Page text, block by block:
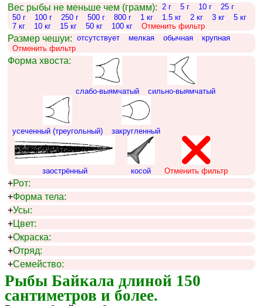
Вес рыбы не меньше чем (грамм): 2 г 5 г 10 г
25 г
50 г
100 г 250 г 500 г 800 г 1 кг 1.5 кг 2 кг 3 кг
5 кг
7 кг
10 кг 15 кг 50 кг 100 кг Отменить фильтр
Размер чешуи: отсутствует мелкая обычная
крупная
Отменить фильтр
Форма хвоста:
слабо-выямчатый сильно-выямчатый
усеченный (треугольный) закругленный
заострённый косой Отменить фильтр
+Рот:
+Форма тела:
+Усы:
+Цвет:
+Окраска:
+Отряд:
+Семейство:
Рыбы Байкала длиной 150
сантиметров и более.